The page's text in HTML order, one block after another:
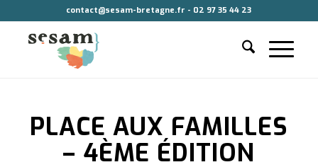
contact@sesam-bretagne.fr - 02 97 35 44 23
PLACE AUX FAMILLES
– 4ÈME ÉDITION